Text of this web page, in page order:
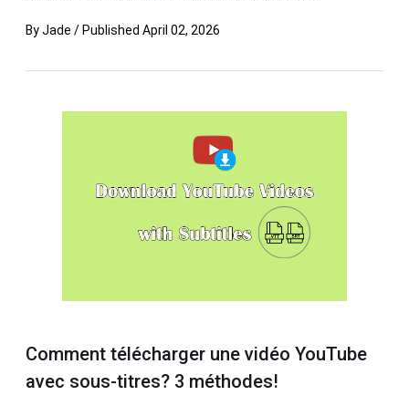
ByJade / Published April 02, 2026
Comment télécharger une vidéo YouTube
avec sous-titres? 3 méthodes!